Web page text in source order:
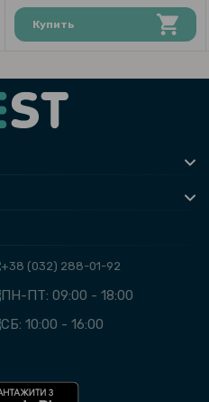
Купить
+38 (032) 288-01-92
ПН-ПТ: 09:00 - 18:00
СБ: 10:00 - 16:00